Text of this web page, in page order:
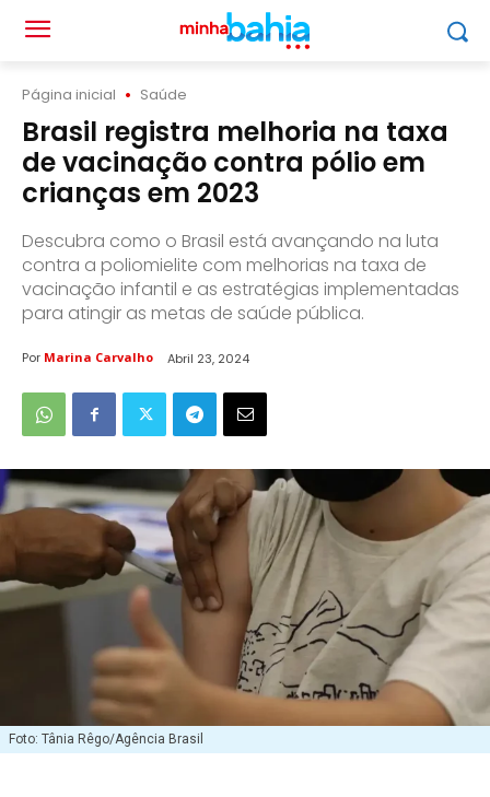
Página inicial Saúde
Brasil registra melhoria na taxa
de vacinação contra pólio em
crianças em 2023
Descubra como o Brasil está avançando na luta
contra a poliomielite com melhorias na taxa de
vacinação infantil e as estratégias implementadas
para atingir as metas de saúde pública.
Por Marina Carvalho Abril 23, 2024
Foto: Tânia Rêgo/Agência Brasil